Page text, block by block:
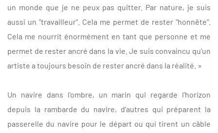
un monde que je ne peux pas quitter. Par nature, je suis
aussi un "travailleur". Cela me permet de rester "honnête".
Cela me nourrit énormément en tant que personne et me
permet de rester ancré dans la vie. Je suis convaincu qu'un
artiste a toujours besoin de rester ancré dans la réalité. »
Un navire dans l'ombre, un marin qui regarde l'horizon
depuis la rambarde du navire, d'autres qui préparent la
passerelle du navire pour le départ ou qui tirent un câble